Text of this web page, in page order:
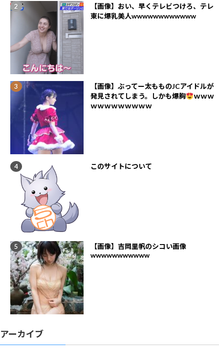
【画像】おい、早くテレビつけろ、テレ
東に爆乳美人wwwwwwwwwwww
【画像】ぶってー太もものJCアイドルが
発見されてしまう。しかも爆胸
ｗｗｗ
ｗｗｗｗｗｗｗｗｗ
このサイトについて
【画像】吉岡里帆のシコい画像
wwwwwwwwwww
アーカイブ